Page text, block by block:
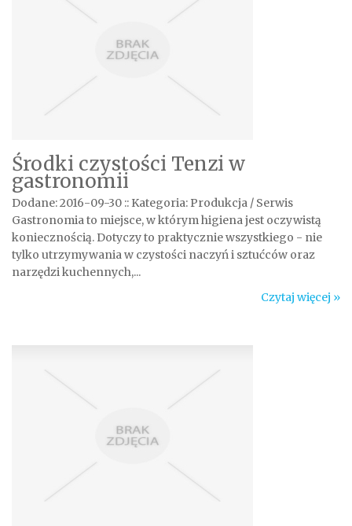
Środki czystości Tenzi w
gastronomii
Dodane: 2016-09-30 :: Kategoria: Produkcja / Serwis
Gastronomia to miejsce, w którym higiena jest oczywistą
koniecznością. Dotyczy to praktycznie wszystkiego - nie
tylko utrzymywania w czystości naczyń i sztućców oraz
narzędzi kuchennych,...
Czytaj więcej »